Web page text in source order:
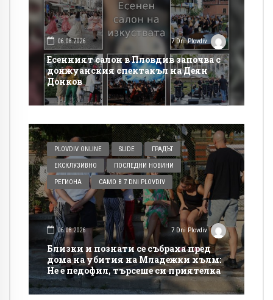
06.08.2026 7 Dni Plovdiv
Есенният салон в Пловдив започва с
донжуанския спектакъл на Деян
Донков
PLOVDIV ONLINE SLIDE ГРАДЪТ
ЕКСКЛУЗИВНО ПОСЛЕДНИ НОВИНИ
РЕГИОНА САМО В 7 DNI PLOVDIV
06.08.2026 7 Dni Plovdiv
Близки и познати се събраха пред
дома на убития на Младежки хълм:
Не е педофил, търсеше си приятелка